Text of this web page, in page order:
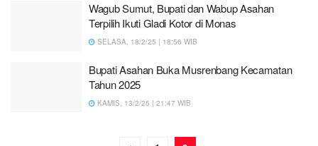
Wagub Sumut, Bupati dan Wabup Asahan
Terpilih Ikuti Gladi Kotor di Monas
SELASA, 18/2/25 | 18:56 WIB
Bupati Asahan Buka Musrenbang Kecamatan
Tahun 2025
KAMIS, 13/2/25 | 21:47 WIB